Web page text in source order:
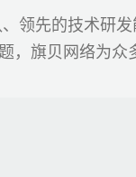
领先的技术研
，旗贝网络为